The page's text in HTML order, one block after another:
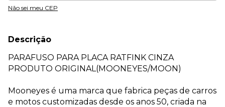
Não sei meu CEP
Descrição
PARAFUSO PARA PLACA RATFINK CINZA
PRODUTO ORIGINAL(MOONEYES/MOON)
Mooneyes é uma marca que fabrica peças de carros
e motos customizadas desde os anos 50, criada na